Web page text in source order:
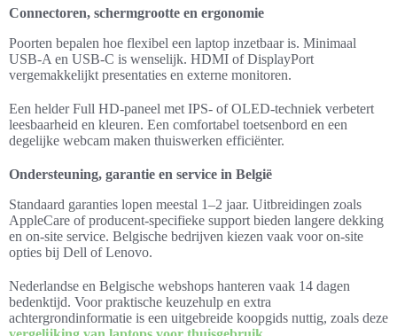
Connectoren, schermgrootte en ergonomie
Poorten bepalen hoe flexibel een laptop inzetbaar is. Minimaal
USB-A en USB-C is wenselijk. HDMI of DisplayPort
vergemakkelijkt presentaties en externe monitoren.
Een helder Full HD-paneel met IPS- of OLED-techniek verbetert
leesbaarheid en kleuren. Een comfortabel toetsenbord en een
degelijke webcam maken thuiswerken efficiënter.
Ondersteuning, garantie en service in België
Standaard garanties lopen meestal 1–2 jaar. Uitbreidingen zoals
AppleCare of producent-specifieke support bieden langere dekking
en on-site service. Belgische bedrijven kiezen vaak voor on-site
opties bij Dell of Lenovo.
Nederlandse en Belgische webshops hanteren vaak 14 dagen
bedenktijd. Voor praktische keuzehulp en extra
achtergrondinformatie is een uitgebreide koopgids nuttig, zoals deze